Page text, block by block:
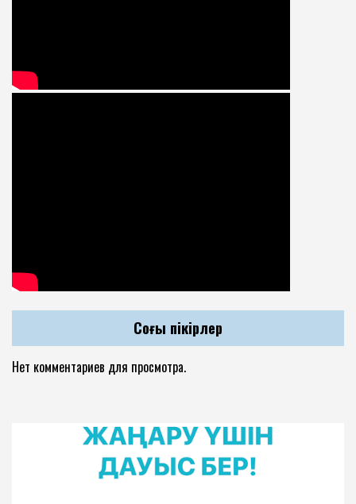
Соңғы пікірлер
Нет комментариев для просмотра.